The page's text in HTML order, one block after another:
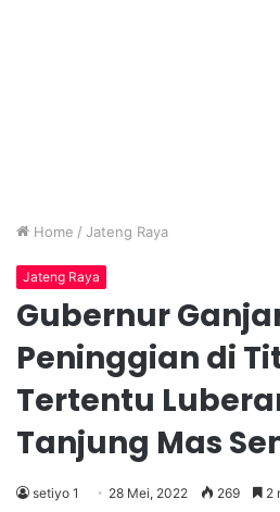
Home / Jateng Raya
Jateng Raya
Gubernur
Peninggian di
Tertentu
Tanjung Mas
setiyo 1 28 Mei, 2022 269 2